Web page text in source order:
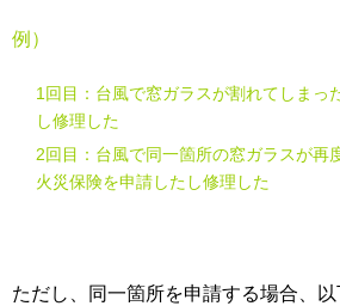
例）
1回目：台風で窓ガラスが割れてしまっ
し修理した
2回目：台風で同一箇所の窓ガラスが再
火災保険を申請したし修理した
ただし、同一箇所を申請する場合、